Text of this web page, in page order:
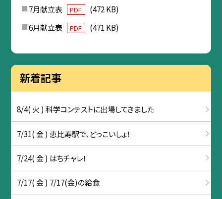
7月献立表 PDF
(472 KB)
6月献立表
PDF (471 KB)
新着記事
8/4( 火 ) 科学コンテストに出場してきました
7/31( 金 ) 恵比寿駅で、どっこいしょ！
7/24( 金 ) はちチャレ！
7/17( 金 ) 7/17(金)の給食